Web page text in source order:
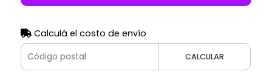
Calculá el costo de envío
CALCULAR